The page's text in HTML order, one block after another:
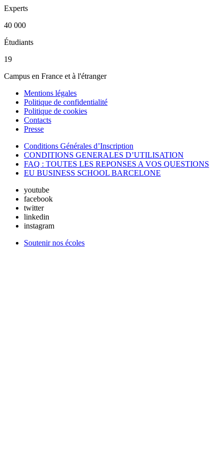
Experts
40 000
Étudiants
19
Campus en France et à l'étranger
Mentions légales
Politique de confidentialité
Politique de cookies
Contacts
Presse
Conditions Générales d’Inscription
CONDITIONS GENERALES D’UTILISATION
FAQ : TOUTES LES REPONSES A VOS QUESTIONS
EU BUSINESS SCHOOL BARCELONE
youtube
facebook
twitter
linkedin
instagram
Soutenir nos écoles